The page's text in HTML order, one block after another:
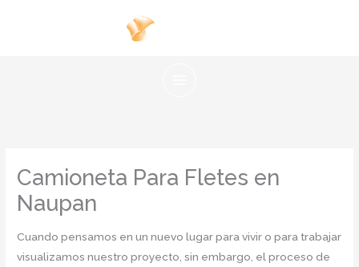
Camioneta Para Fletes en
Naupan
Cuando pensamos en un nuevo lugar para vivir o para trabajar
visualizamos nuestro proyecto, sin embargo, el proceso de